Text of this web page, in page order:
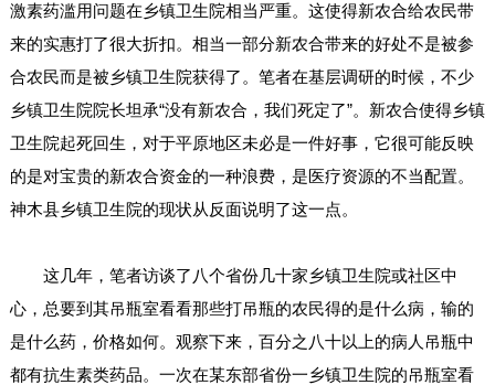
激素药滥用问题在乡镇卫生院相当严重。这使得新农合给农民带
来的实惠打了很大折扣。相当一部分新农合带来的好处不是被参
合农民而是被乡镇卫生院获得了。笔者在基层调研的时候，不少
乡镇卫生院院长坦承“没有新农合，我们死定了”。新农合使得乡镇
卫生院起死回生，对于平原地区未必是一件好事，它很可能反映
的是对宝贵的新农合资金的一种浪费，是医疗资源的不当配置。
神木县乡镇卫生院的现状从反面说明了这一点。
这几年，笔者访谈了八个省份几十家乡镇卫生院或社区中
心，总要到其吊瓶室看看那些打吊瓶的农民得的是什么病，输的
是什么药，价格如何。观察下来，百分之八十以上的病人吊瓶中
都有抗生素类药品。一次在某东部省份一乡镇卫生院的吊瓶室看